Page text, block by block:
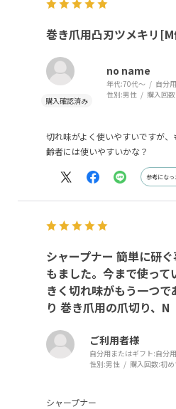
巻き爪用凸刃ツメキリ
no name
年代:70代～ 自分
性別:男性 購入回
切れ味がよく使いやすいですが
齢者には使いやすいかな？
参考になっ
シャープナー 簡単に研
もました。今まで使って
きく切れ味がもう一つ
り 巻き爪用の爪切り、N
ご利用者様
自分用またはギフト:自分用
性別:男性 購入回数:初め
シャープナー